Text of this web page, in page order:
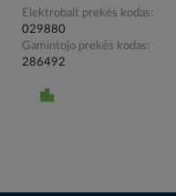
Elektrobalt prekės kodas
029880
Gamintojo prekės kodas
286492